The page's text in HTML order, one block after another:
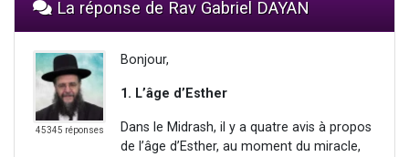
La réponse de Rav Gabriel DAYAN
45345 réponses
Bonjour,
1. L’âge d’Esther
Dans le Midrash, il y a quatre avis à propos
de l’âge d’Esther, au moment du miracle,